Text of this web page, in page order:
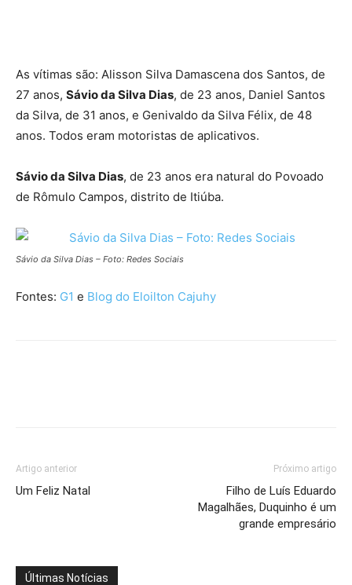
As vítimas são: Alisson Silva Damascena dos Santos, de
27 anos, Sávio da Silva Dias, de 23 anos, Daniel Santos
da Silva, de 31 anos, e Genivaldo da Silva Félix, de 48
anos. Todos eram motoristas de aplicativos.
Sávio da Silva Dias, de 23 anos era natural do Povoado
de Rômulo Campos, distrito de Itiúba.
Sávio da Silva Dias – Foto: Redes Sociais
Fontes: G1 e Blog do Eloilton Cajuhy
Artigo anterior
Um Feliz Natal
Próximo artigo
Filho de Luís Eduardo
Magalhães, Duquinho é um
grande empresário
Últimas Notícias